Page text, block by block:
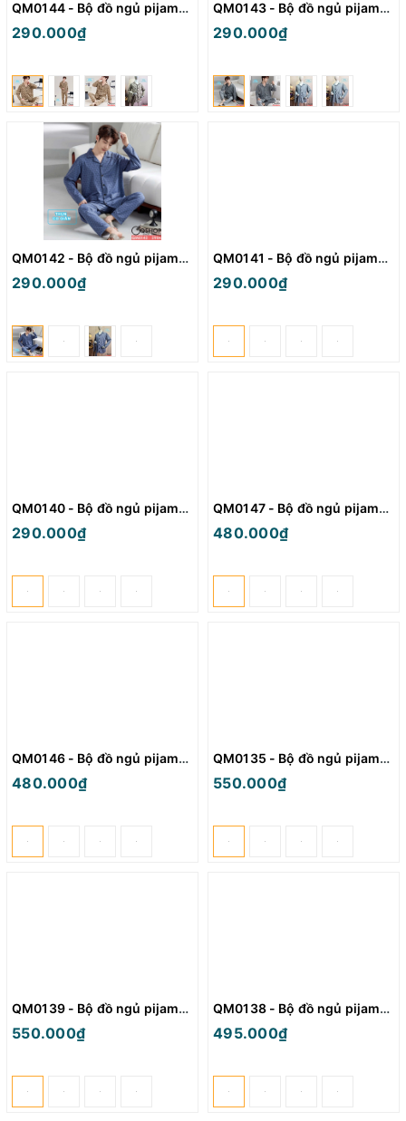
QM0144 - Bộ đồ ngủ pijama nam thun
290.000₫
QM0143 - Bộ đồ ngủ pijama nam thun
290.000₫
QM0142 - Bộ đồ ngủ pijama nam thun
290.000₫
QM0141 - Bộ đồ ngủ pijama nam thun
290.000₫
QM0140 - Bộ đồ ngủ pijama nam thun
290.000₫
QM0147 - Bộ đồ ngủ pijama cặp đôi quần ngắn lụa mềm mịn
480.000₫
QM0146 - Bộ đồ ngủ pijama cặp đôi quần ngắn lụa mềm mịn
480.000₫
QM0135 - Bộ đồ ngủ pijama cặp đôi lụa mềm mịn tay dài
550.000₫
QM0139 - Bộ đồ ngủ pijama cặp đôi lụa mềm mịn tay dài
550.000₫
QM0138 - Bộ đồ ngủ pijama cặp đôi lụa mềm mịn quần ngắn
495.000₫